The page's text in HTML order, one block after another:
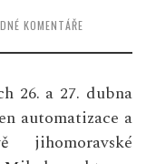
KOMENTÁŘE
26. a 27. dubna
automatizace a